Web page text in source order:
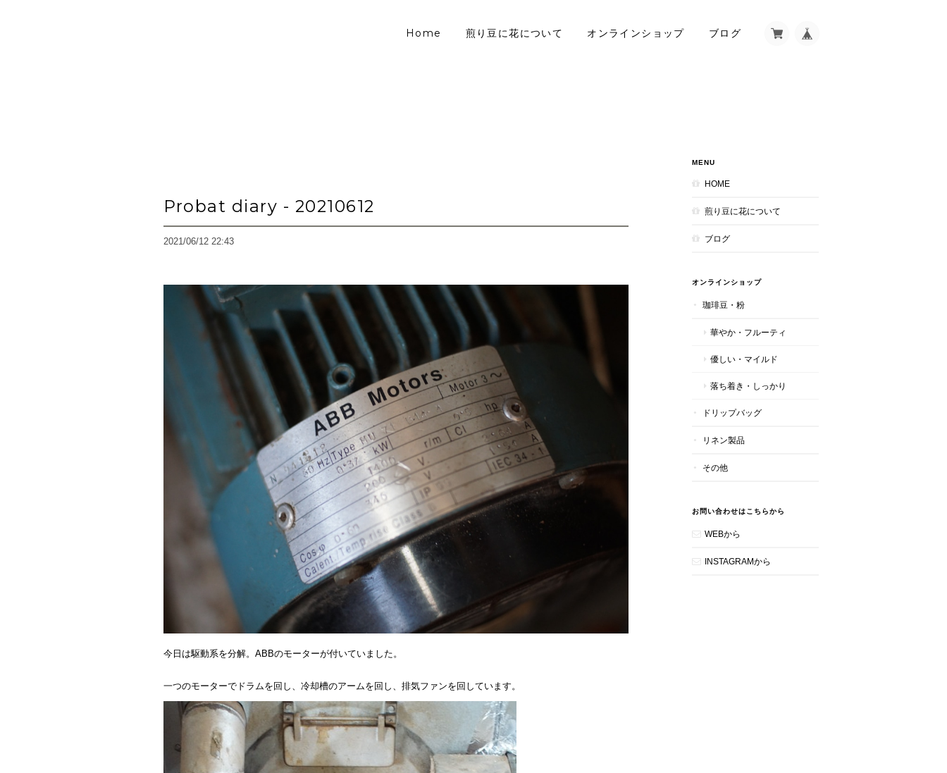
Home 煎り豆に花について オンラインショップ ブログ
Probat diary - 20210612
2021/06/12 22:43
今日は駆動系を分解。ABBのモーターが付いていました。
一つのモーターでドラムを回し、冷却槽のアームを回し、排気ファンを回しています。
MENU
HOME
煎り豆に花について
ブログ
オンラインショップ
珈琲豆・粉
華やか・フルーティ
優しい・マイルド
落ち着き・しっかり
ドリップバッグ
リネン製品
その他
お問い合わせはこちらから
WEBから
INSTAGRAMから